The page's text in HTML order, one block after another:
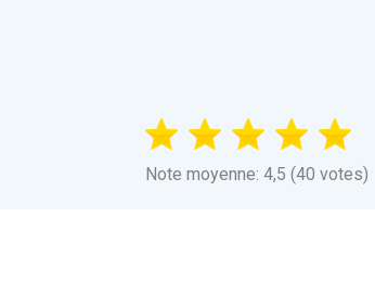
Note moyenne: 4,5 (40 votes)